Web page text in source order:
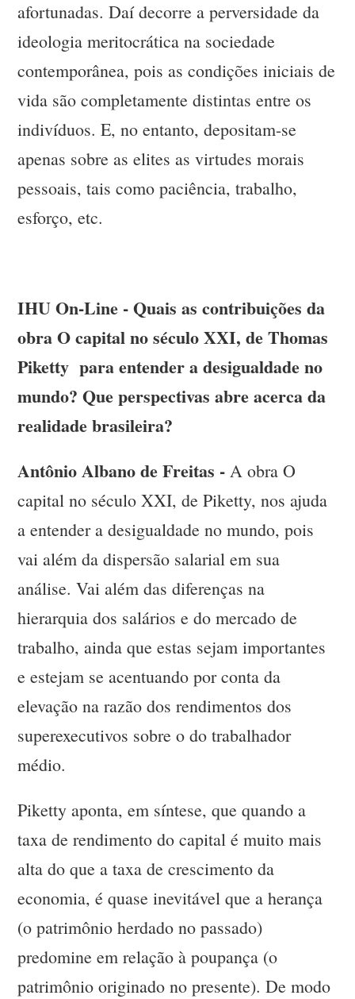
afortunadas. Daí decorre a perversidade da
ideologia meritocrática na sociedade
contemporânea, pois as condições iniciais de
vida são completamente distintas entre os
indivíduos. E, no entanto, depositam-se
apenas sobre as elites as virtudes morais
pessoais, tais como paciência, trabalho,
esforço, etc.
IHU On-Line - Quais as contribuições da
obra O capital no século XXI, de Thomas
Piketty para entender a desigualdade no
mundo? Que perspectivas abre acerca da
realidade brasileira?
Antônio Albano de Freitas - A obra O
capital no século XXI, de Piketty, nos ajuda
a entender a desigualdade no mundo, pois
vai além da dispersão salarial em sua
análise. Vai além das diferenças na
hierarquia dos salários e do mercado de
trabalho, ainda que estas sejam importantes
e estejam se acentuando por conta da
elevação na razão dos rendimentos dos
superexecutivos sobre o do trabalhador
médio.
Piketty aponta, em síntese, que quando a
taxa de rendimento do capital é muito mais
alta do que a taxa de crescimento da
economia, é quase inevitável que a herança
(o patrimônio herdado no passado)
predomine em relação à poupança (o
patrimônio originado no presente). De modo